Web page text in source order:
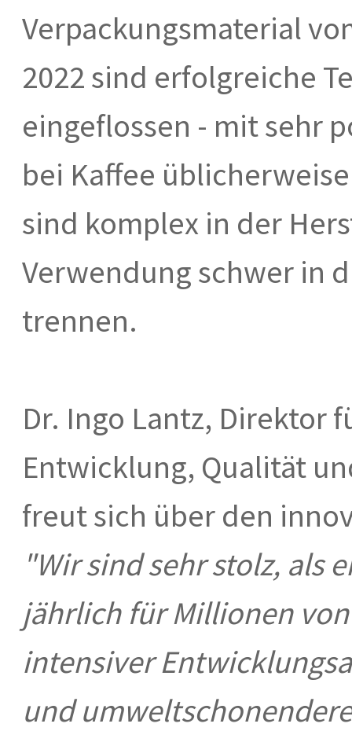
Verpackungsmaterial
2022 sind erfolgreiche
eingeflossen - mit sehr
bei Kaffee
sind komplex in der
Verwendung schwer in
trennen.
Dr. Ingo Lantz, Direktor
Entwicklung, Qualität
freut sich über den
"Wir sind sehr stolz, als
jährlich für Millionen
intensiver
und